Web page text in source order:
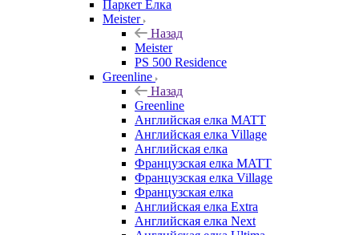
Паркет Ёлка
Meister
Назад
Meister
PS 500 Residence
Greenline
Назад
Greenline
Английская елка MATT
Английская елка Village
Английская елка
Французская елка MATT
Французская елка Village
Французская елка
Английская елка Extra
Английская елка Next